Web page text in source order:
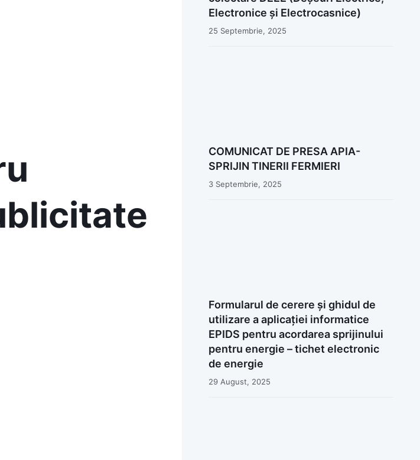
Electronice și Electrocasnice)
25 Septembrie, 2025
COMUNICAT DE PRESA APIA-
SPRIJIN TINERII FERMIERI
3 Septembrie, 2025
Formularul de cerere și ghidul de
utilizare a aplicației informatice
EPIDS pentru acordarea sprijinului
pentru energie – tichet electronic
de energie
29 August, 2025